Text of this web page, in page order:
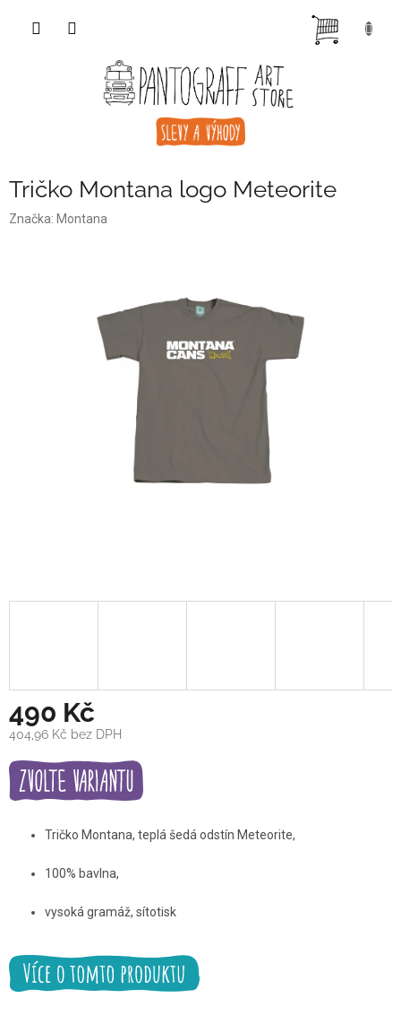
Tričko Montana logo Meteorite
Značka: Montana
490 Kč
404,96 Kč bez DPH
Měrná
cena:
Tričko Montana, teplá šedá odstín Meteorite,
100% bavlna,
vysoká gramáž, sítotisk